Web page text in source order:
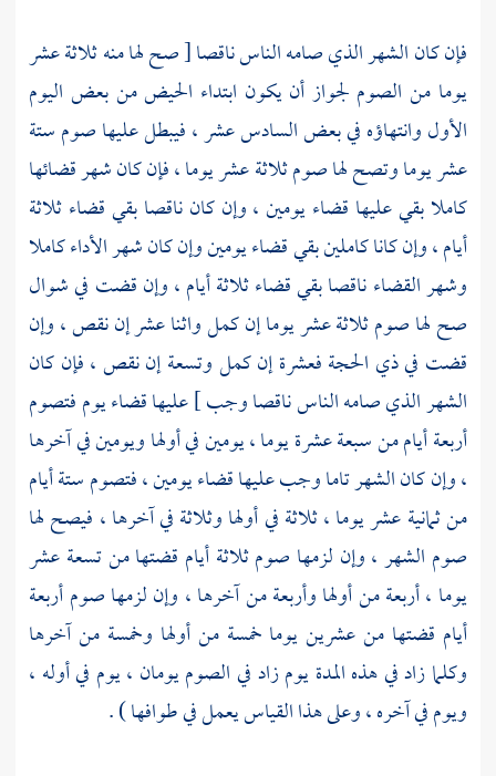
فإن كان الشهر الذي صامه الناس ناقصا [ صح لها منه ثلاثة عشر
يوما من الصوم لجواز أن يكون ابتداء الحيض من بعض اليوم
الأول وانتهاؤه في بعض السادس عشر ، فيبطل عليها صوم ستة
عشر يوما وتصح لها صوم ثلاثة عشر يوما ، فإن كان شهر قضائها
كاملا بقي عليها قضاء يومين ، وإن كان ناقصا بقي قضاء ثلاثة
أيام ، وإن كانا كاملين بقي قضاء يومين وإن كان شهر الأداء كاملا
وشهر القضاء ناقصا بقي قضاء ثلاثة أيام ، وإن قضت في شوال
صح لها صوم ثلاثة عشر يوما إن كمل واثنا عشر إن نقص ، وإن
قضت في ذي الحجة فعشرة إن كمل وتسعة إن نقص ، فإن كان
الشهر الذي صامه الناس ناقصا وجب ] عليها قضاء يوم فتصوم
أربعة أيام من سبعة عشرة يوما ، يومين في أولها ويومين في آخرها
، وإن كان الشهر تاما وجب عليها قضاء يومين ، فتصوم ستة أيام
من ثمانية عشر يوما ، ثلاثة في أولها وثلاثة في آخرها ، فيصح لها
صوم الشهر ، وإن لزمها صوم ثلاثة أيام قضتها من تسعة عشر
يوما ، أربعة من أولها وأربعة من آخرها ، وإن لزمها صوم أربعة
أيام قضتها من عشرين يوما خمسة من أولها وخمسة من آخرها
وكلما زاد في هذه المدة يوم زاد في الصوم يومان ، يوم في أوله ،
ويوم في آخره ، وعلى هذا القياس يعمل في طوافها ) .